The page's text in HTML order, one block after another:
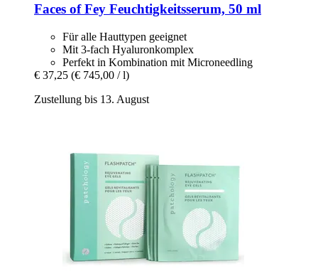
Faces of Fey Feuchtigkeitsserum, 50 ml
Für alle Hauttypen geeignet
Mit 3-fach Hyaluronkomplex
Perfekt in Kombination mit Microneedling
€ 37,25 (€ 745,00 / l)
Zustellung bis 13. August